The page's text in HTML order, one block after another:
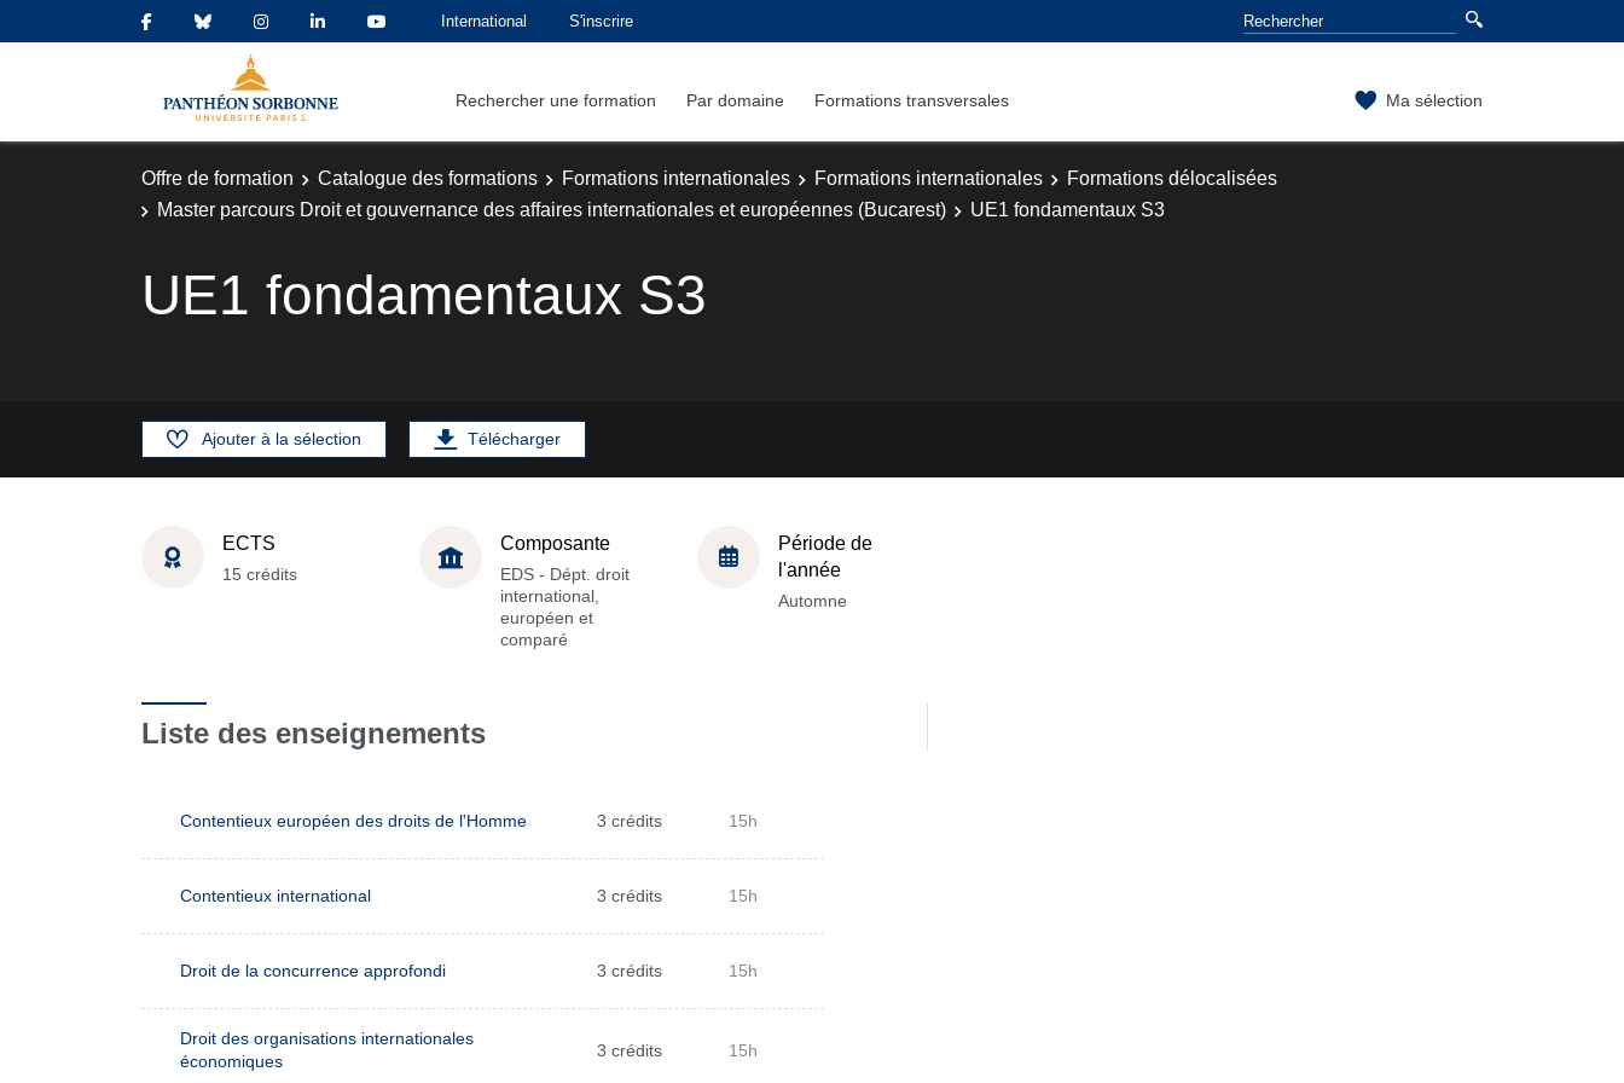
International S'inscrire
Rechercher une formation Par domaine Formations transversales Ma sélection
Offre de formation Catalogue des formations Formations internationales Formations internationales
Formations délocalisées
Master parcours Droit et gouvernance des affaires internationales et européennes (Bucarest)
UE1 fondamentaux S3
UE1 fondamentaux S3
Ajouter à la sélection Télécharger
ECTS
15 crédits
Composante
EDS - Dépt. droit
international,
européen et
comparé
Période de
l'année
Automne
Liste des enseignements
Contentieux européen des droits de l'Homme 3 crédits 15h
Contentieux international 3 crédits 15h
Droit de la concurrence approfondi 3 crédits 15h
Droit des organisations internationales
économiques
3 crédits 15h